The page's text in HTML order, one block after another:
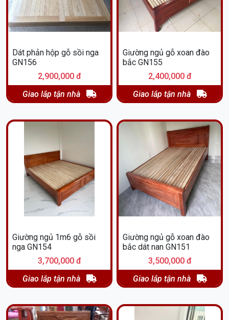
Dát phản hộp gỗ sồi nga
GN156
2,900,000 đ
Giao lắp tận nhà
Giường ngủ gỗ xoan đào
bắc GN155
2,400,000 đ
Giao lắp tận nhà
Giường ngủ 1m6 gỗ sồi
nga GN154
3,700,000 đ
Giao lắp tận nhà
Giường ngủ gỗ xoan đào
bắc dát nan GN151
3,500,000 đ
Giao lắp tận nhà